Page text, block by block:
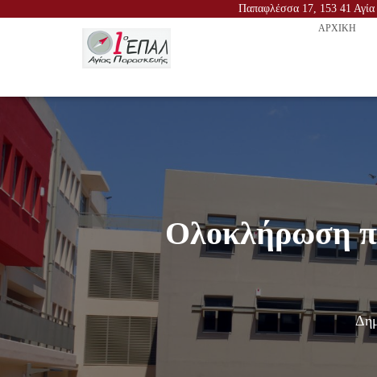
Παπαφλέσσα 17, 153 41
ΑΡΧΙΚΉ
Ολοκλήρωση